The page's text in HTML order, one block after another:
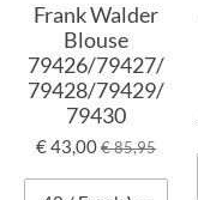
Frank Walder
Blouse
79426/79427/
79428/79429/
79430
€ 43,00€ 85,95